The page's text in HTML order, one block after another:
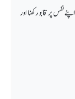
نفس پر قابو رکھنا اور